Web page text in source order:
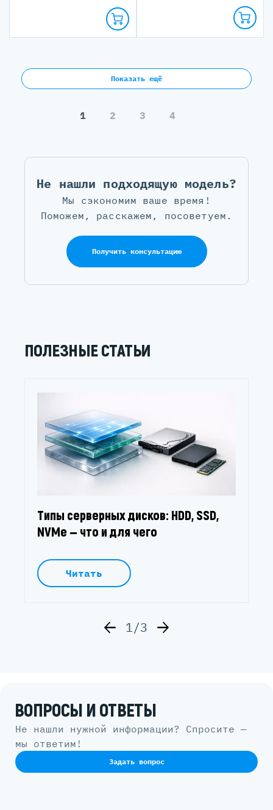
Показать ещё
1 2 3 4
Не нашли подходящую модель?
Мы сэкономим ваше время!
Поможем, расскажем, посоветуем.
Получить консультацию
ПОЛЕЗНЫЕ СТАТЬИ
Типы серверных дисков: HDD, SSD,
NVMe — что и для чего
Читать
1/3
ВОПРОСЫ И ОТВЕТЫ
Не нашли нужной информации? Спросите —
мы ответим!
Задать вопрос